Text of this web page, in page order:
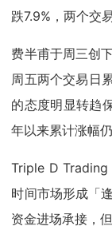
跌7.9%，两个交
费半甫于周三创
周五两个交易日
的态度明显转趋
年以来累计涨幅
Triple D Trading
时间市场形成「
资金进场承接，